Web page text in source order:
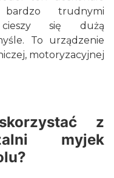
trudnymi
cieszy się dużą
To urządzenie
motoryzacyjnej
z
myjek